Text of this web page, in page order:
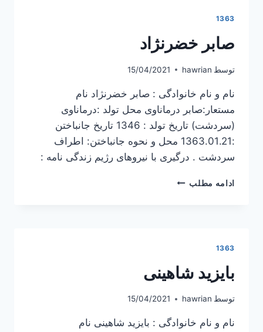
1363
صابر خضرنژاد
توسط hawrian
15/04/2021
نام و نام خانوادگی : صابر خضرنژاد نام
مستعار:صابر درماناوی محل تولد :درماناوی
(سردشت) تاریخ تولد : 1346 تاریخ جانباختن
:1363.01.21 محل و نحوه جانباختن: اطراف
سردشت . درگیری با نیروهای رژیم زندگی نامه :
ادامه مطلب صابر
1363
بایزید شاهینی
توسط hawrian
15/04/2021
نام و نام خانوادگی : بایزید شاهینی نام